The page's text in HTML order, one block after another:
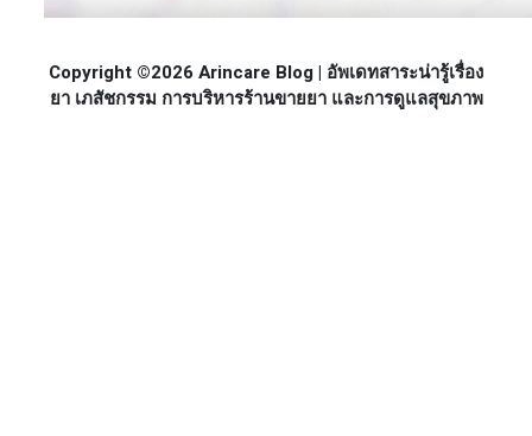
Copyright ©2026 Arincare Blog | อัพเดทสาระน่ารู้เรื่อง
ยา เภสัชกรรม การบริหารร้านขายยา และการดูแลสุขภาพ